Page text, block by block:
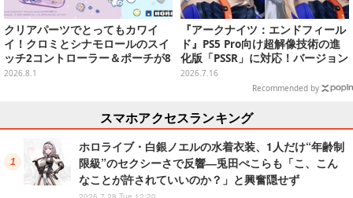
クリアパーツでとってもカワイ
イ！クロミとシナモロールのスイ
ッチ2コントローラー＆ポーチが8
月から順次発売
2026.8.1
『アークナイツ：エンドフィール
ド』PS5 Pro向け超解像技術の進
化版「PSSR」に対応！バージョン
1.4「向淵行」で新たな仲間や世
界の冒険がより鮮明に
2026.7.16
Recommended by
スマホアクセスランキング
ホロライブ・白銀ノエルの水着衣装、1人だけ“年齢制
限級”のセクシーさで反響―兎田ぺこらも「こ、こん
なことが許されていいのか？」と興奮隠せず